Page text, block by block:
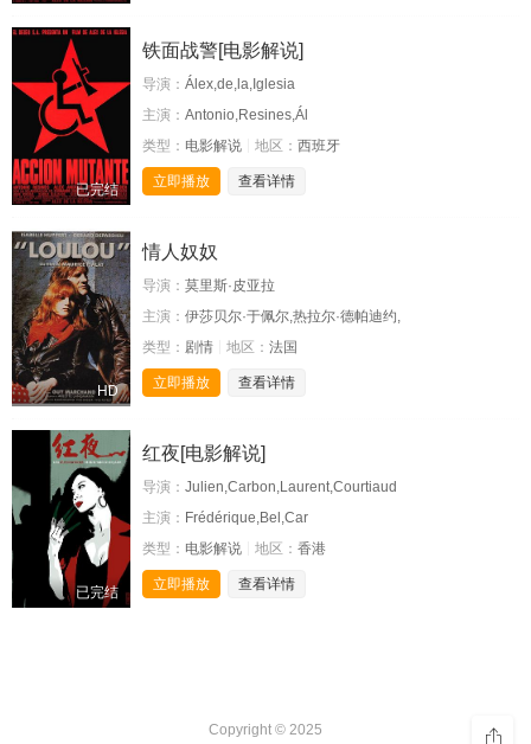
已完结
铁面战警[电影解说]
导演： Álex,de,la,Iglesia
主演： Antonio,Resines,Ál
类型： 电影解说 地区： 西班牙
立即播放 查看详情
HD
情人奴奴
导演： 莫里斯·皮亚拉
主演： 伊莎贝尔·于佩尔,热拉尔·德帕迪约,
类型： 剧情 地区： 法国
立即播放 查看详情
已完结
红夜[电影解说]
导演： Julien,Carbon,Laurent,Courtiaud
主演： Frédérique,Bel,Car
类型： 电影解说 地区： 香港
立即播放 查看详情
Copyright © 2025